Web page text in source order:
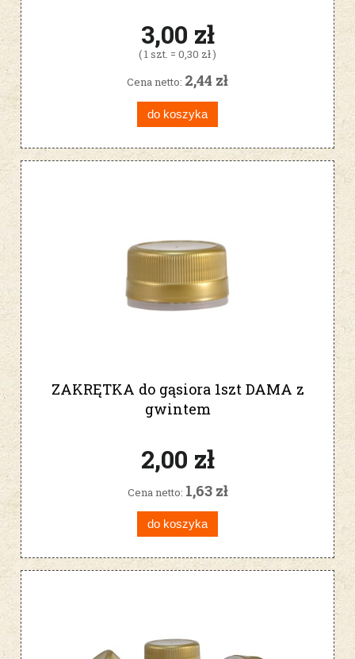
3,00 zł
( 1 szt. = 0,30 zł )
Cena netto: 2,44 zł
do koszyka
ZAKRĘTKA do gąsiora 1szt DAMA z
gwintem
2,00 zł
Cena netto: 1,63 zł
do koszyka